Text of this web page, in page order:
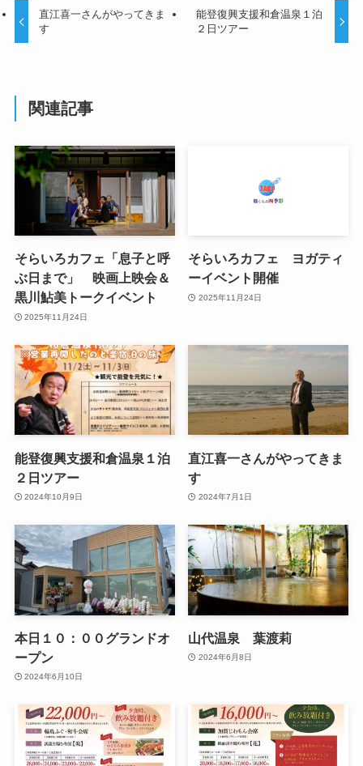
直江喜一さんがやってきま
す
能登復興支援和倉温泉１泊
２日ツアー
関連記事
そらいろカフェ「息子と呼
ぶ日まで」 映画上映会＆
黒川鮎美トークイベント
2025年11月24日
そらいろカフェ ヨガティ
ーイベント開催
2025年11月24日
能登復興支援和倉温泉１泊
２日ツアー
2024年10月9日
直江喜一さんがやってきま
す
2024年7月1日
本日１０：００グランドオ
ープン
2024年6月10日
山代温泉 葉渡莉
2024年6月8日